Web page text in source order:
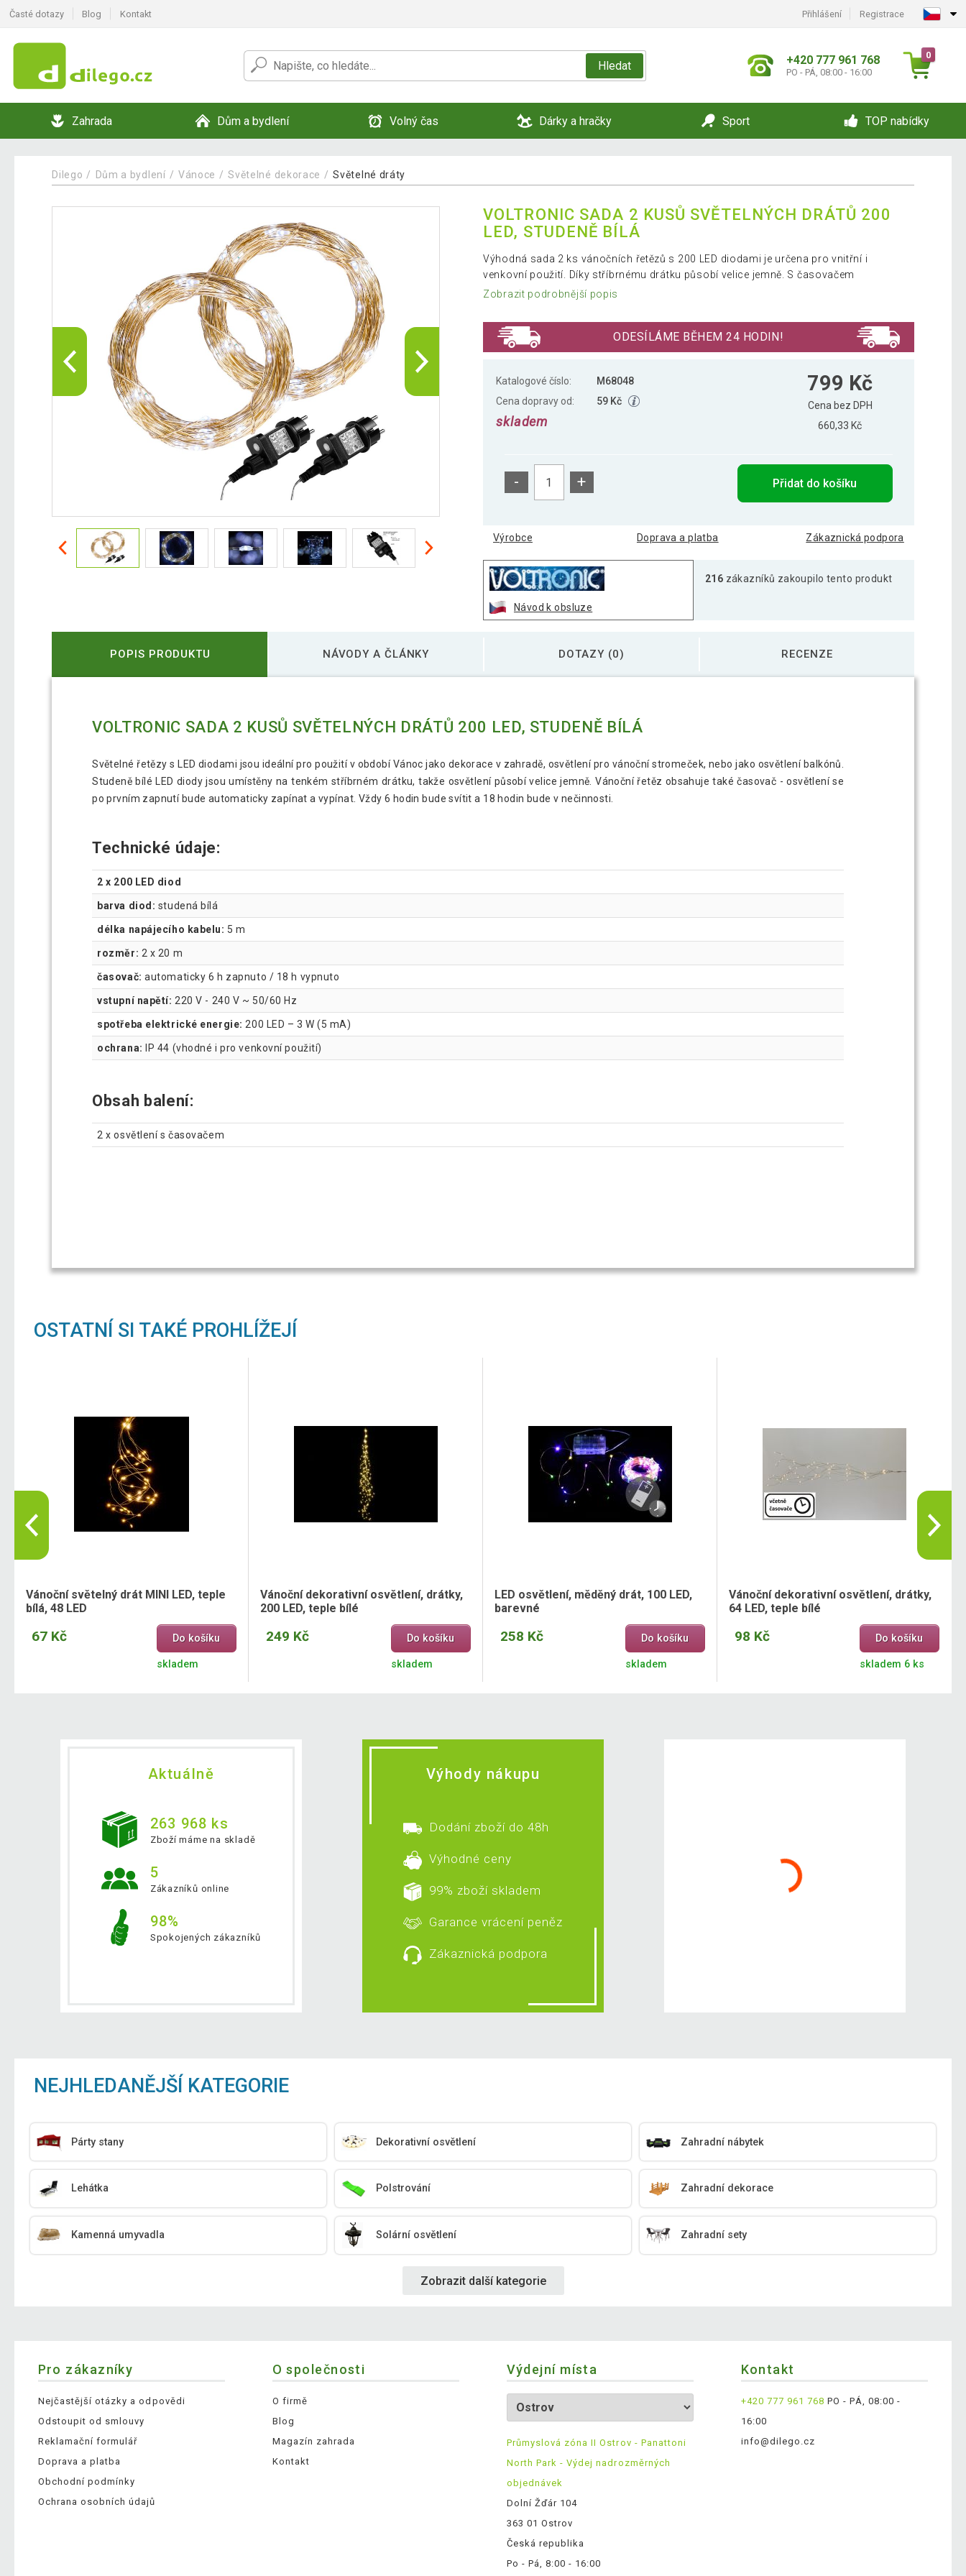
Časté dotazy Blog Kontakt Přihlášení Registrace
Hledat +420 777 961 768
PO - PÁ, 08:00 - 16:00
0
Zahrada Dům a bydlení Volný čas Dárky a hračky Sport TOP nabídky
Dilego Dům a bydlení Vánoce Světelné dekorace Světelné dráty
VOLTRONIC SADA 2 KUSŮ SVĚTELNÝCH DRÁTŮ 200
LED, STUDENĚ BÍLÁ
Výhodná sada 2 ks vánočních řetězů s 200 LED diodami je určena pro vnitřní i
venkovní použití. Díky stříbrnému drátku působí velice jemně. S časovačem
Zobrazit podrobnější popis
ODESÍLÁME BĚHEM 24 HODIN!
Katalogové číslo:
M68048
Cena dopravy od:
59 Kč
skladem
799 Kč
Cena bez DPH
660,33 Kč
- + Přidat do košíku
Výrobce Doprava a platba Zákaznická podpora
Návod k obsluze
216 zákazníků zakoupilo tento produkt
POPIS PRODUKTU NÁVODY A ČLÁNKY DOTAZY (0) RECENZE
VOLTRONIC SADA 2 KUSŮ SVĚTELNÝCH DRÁTŮ 200 LED, STUDENĚ BÍLÁ
Světelné řetězy s LED diodami jsou ideální pro použití v období Vánoc jako dekorace v zahradě, osvětlení pro vánoční stromeček, nebo jako osvětlení balkónů.
Studeně bílé LED diody jsou umístěny na tenkém stříbrném drátku, takže osvětlení působí velice jemně. Vánoční řetěz obsahuje také časovač - osvětlení se
po prvním zapnutí bude automaticky zapínat a vypínat. Vždy 6 hodin bude svítit a 18 hodin bude v nečinnosti.
Technické údaje:
2 x 200 LED diod
barva diod: studená bílá
délka napájecího kabelu: 5 m
rozměr: 2 x 20 m
časovač: automaticky 6 h zapnuto / 18 h vypnuto
vstupní napětí: 220 V - 240 V ~ 50/60 Hz
spotřeba elektrické energie: 200 LED – 3 W (5 mA)
ochrana: IP 44 (vhodné i pro venkovní použití)
Obsah balení:
2 x osvětlení s časovačem
OSTATNÍ SI TAKÉ PROHLÍŽEJÍ
Vánoční světelný drát MINI LED, teple
bílá, 48 LED
67 Kč Do košíku
skladem
Vánoční dekorativní osvětlení, drátky,
200 LED, teple bílé
249 Kč Do košíku
skladem
LED osvětlení, měděný drát, 100 LED,
barevné
258 Kč Do košíku
skladem
Vánoční dekorativní osvětlení, drátky,
64 LED, teple bílé
98 Kč Do košíku
skladem 6 ks
Aktuálně
263 968 ks
Zboží máme na skladě
5
Zákazníků online
98%
Spokojených zákazníků
Výhody nákupu
Dodání zboží do 48h
Výhodné ceny
99% zboží skladem
Garance vrácení peněz
Zákaznická podpora
NEJHLEDANĚJŠÍ KATEGORIE
Párty stany Dekorativní osvětlení Zahradní nábytek
Lehátka Polstrování Zahradní dekorace
Kamenná umyvadla Solární osvětlení Zahradní sety
Zobrazit další kategorie
Pro zákazníky
Nejčastější otázky a odpovědi
Odstoupit od smlouvy
Reklamační formulář
Doprava a platba
Obchodní podmínky
Ochrana osobních údajů
O společnosti
O firmě
Blog
Magazín zahrada
Kontakt
Výdejní místa
Průmyslová zóna II Ostrov - Panattoni
North Park - Výdej nadrozměrných
objednávek
Dolní Žďár 104
363 01 Ostrov
Česká republika
Po - Pá, 8:00 - 16:00
Kontakt
+420 777 961 768 PO - PÁ, 08:00 -
16:00
info@dilego.cz